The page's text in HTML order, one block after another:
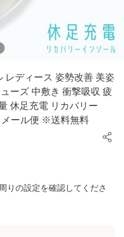
レディース 姿勢改善 美姿
ーズ 中敷き 衝撃吸収 疲
休足充電 リカバリー
メール便 ※送料無料
りの設定を確認してくださ